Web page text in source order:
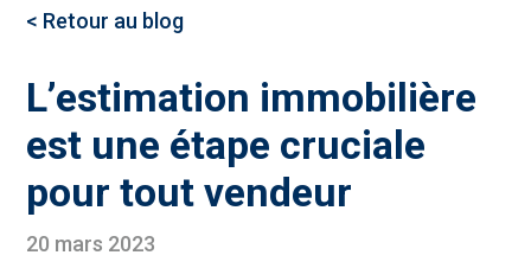
< Retour au blog
L’estimation immobilière
est une étape cruciale
pour tout vendeur
20 mars 2023